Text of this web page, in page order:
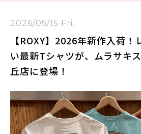
2026/05/15 Fri.
【ROXY】2026年新作入荷
い最新Tシャツが、ムラサキ
丘店に登場！